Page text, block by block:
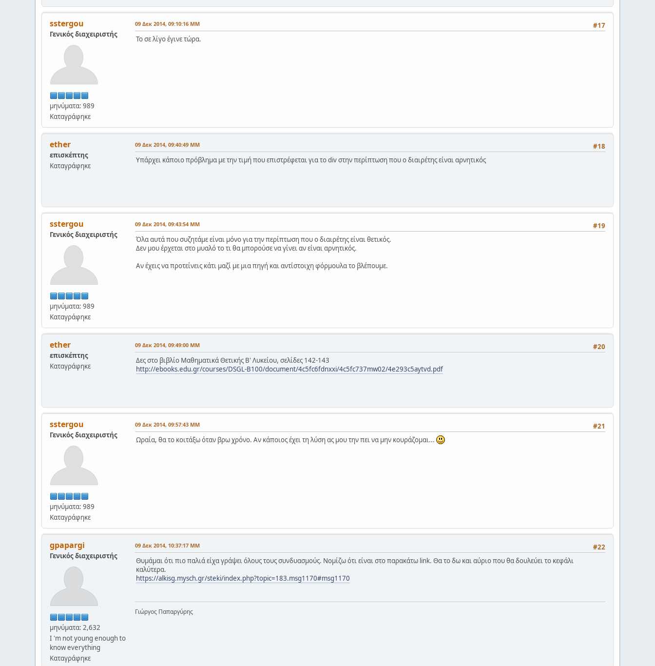
sstergou
Γενικός διαχειριστής
μηνύματα: 989
Καταγράφηκε
#17
09 Δεκ 2014, 09:10:16 ΜΜ
Το σε λίγο έγινε τώρα.
ether
επισκέπτης
Καταγράφηκε
#18
09 Δεκ 2014, 09:40:49 ΜΜ
Υπάρχει κάποιο πρόβλημα με την τιμή που επιστρέφεται για το div στην περίπτωση που ο διαιρέτης είναι αρνητικός
sstergou
Γενικός διαχειριστής
μηνύματα: 989
Καταγράφηκε
#19
09 Δεκ 2014, 09:43:54 ΜΜ
Όλα αυτά που συζητάμε είναι μόνο για την περίπτωση που ο διαιρέτης είναι θετικός.
Δεν μου έρχεται στο μυαλό το τι θα μπορούσε να γίνει αν είναι αρνητικός.
Αν έχεις να προτείνεις κάτι μαζί με μια πηγή και αντίστοιχη φόρμουλα το βλέπουμε.
ether
επισκέπτης
Καταγράφηκε
#20
09 Δεκ 2014, 09:49:00 ΜΜ
Δες στο βιβλίο Μαθηματικά Θετικής Β' Λυκείου, σελίδες 142-143
http://ebooks.edu.gr/courses/DSGL-B100/document/4c5fc6fdnxxi/4c5fc737mw02/4e293c5aytvd.pdf
sstergou
Γενικός διαχειριστής
μηνύματα: 989
Καταγράφηκε
#21
09 Δεκ 2014, 09:57:43 ΜΜ
Ωραία, θα το κοιτάξω όταν βρω χρόνο. Αν κάποιος έχει τη λύση ας μου την πει να μην κουράζομαι...
gpapargi
Γενικός διαχειριστής
μηνύματα: 2,632
I 'm not young enough to
know everything
Καταγράφηκε
#22
09 Δεκ 2014, 10:37:17 ΜΜ
Θυμάμαι ότι πιο παλιά είχα γράψει όλους τους συνδυασμούς. Νομίζω ότι είναι στο παρακάτω link. Θα το δω και αύριο που θα δουλεύει το κεφάλι
καλύτερα.
https://alkisg.mysch.gr/steki/index.php?topic=183.msg1170#msg1170
Γιώργος Παπαργύρης